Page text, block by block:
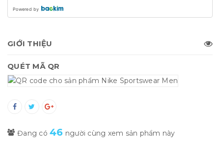
Powered by
GIỚI THIỆU
QUÉT MÃ QR
Đang có 46 người cùng xem sản phẩm này